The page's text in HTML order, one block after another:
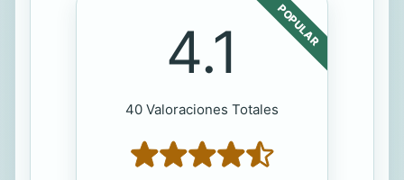
POPULAR
4.1
40 Valoraciones Totales